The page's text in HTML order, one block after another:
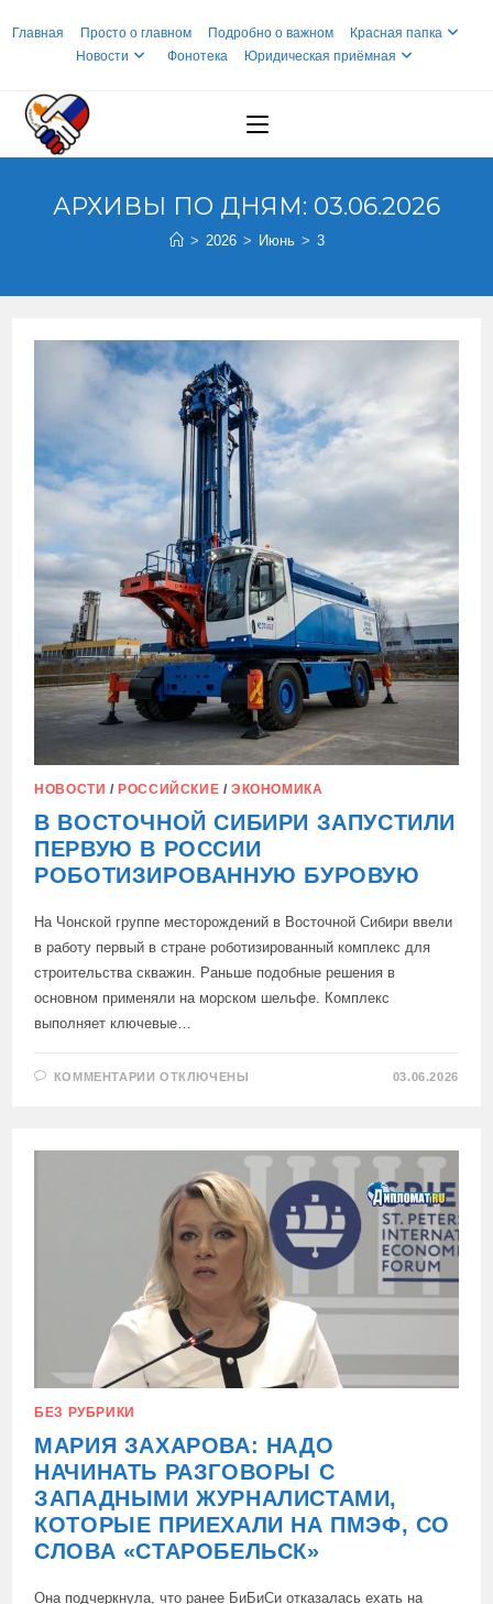
Главная Просто о главном Подробно о важном
Красная папка
Новости
Фонотека Юридическая приёмная
АРХИВЫ ПО ДНЯМ: 03.06.2026
> 2026 > Июнь > 3
НОВОСТИ /РОССИЙСКИЕ /ЭКОНОМИКА
В ВОСТОЧНОЙ СИБИРИ ЗАПУСТИЛИ
ПЕРВУЮ В РОССИИ
РОБОТИЗИРОВАННУЮ БУРОВУЮ
На Чонской группе месторождений в Восточной Сибири ввели
в работу первый в стране роботизированный комплекс для
строительства скважин. Раньше подобные решения в
основном применяли на морском шельфе. Комплекс
выполняет ключевые…
КОММЕНТАРИИ К
ЗАПУСТИЛИ
РОССИИ
РОБОТИЗИРОВАННУЮ
БУРОВУЮ
ОТКЛЮЧЕНЫ 03.06.2026
БЕЗ РУБРИКИ
МАРИЯ ЗАХАРОВА: НАДО
НАЧИНАТЬ РАЗГОВОРЫ С
ЗАПАДНЫМИ ЖУРНАЛИСТАМИ,
КОТОРЫЕ ПРИЕХАЛИ НА ПМЭФ, СО
СЛОВА «СТАРОБЕЛЬСК»
Она подчеркнула, что ранее БиБиСи отказалась ехать на